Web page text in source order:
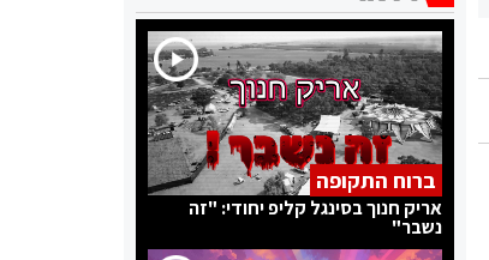
ברוח התקופה
אריק חנוך בסינגל קליפ יחודי: "זה
נשבר"